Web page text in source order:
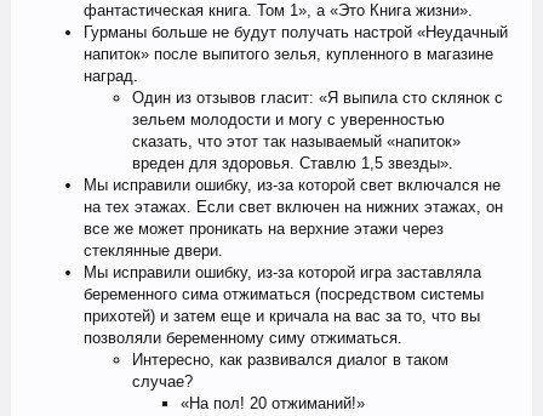
фантастическая книга. Том 1», а «Это Книга жизни».
Гурманы больше не будут получать настрой «Неудачный
напиток» после выпитого зелья, купленного в магазине
наград.
Один из отзывов гласит: «Я выпила сто склянок с
зельем молодости и могу с уверенностью
сказать, что этот так называемый «напиток»
вреден для здоровья. Ставлю 1,5 звезды».
Мы исправили ошибку, из-за которой свет включался не
на тех этажах. Если свет включен на нижних этажах, он
все же может проникать на верхние этажи через
стеклянные двери.
Мы исправили ошибку, из-за которой игра заставляла
беременного сима отжиматься (посредством системы
прихотей) и затем еще и кричала на вас за то, что вы
позволяли беременному симу отжиматься.
Интересно, как развивался диалог в таком
случае?
«На пол! 20 отжиманий!»